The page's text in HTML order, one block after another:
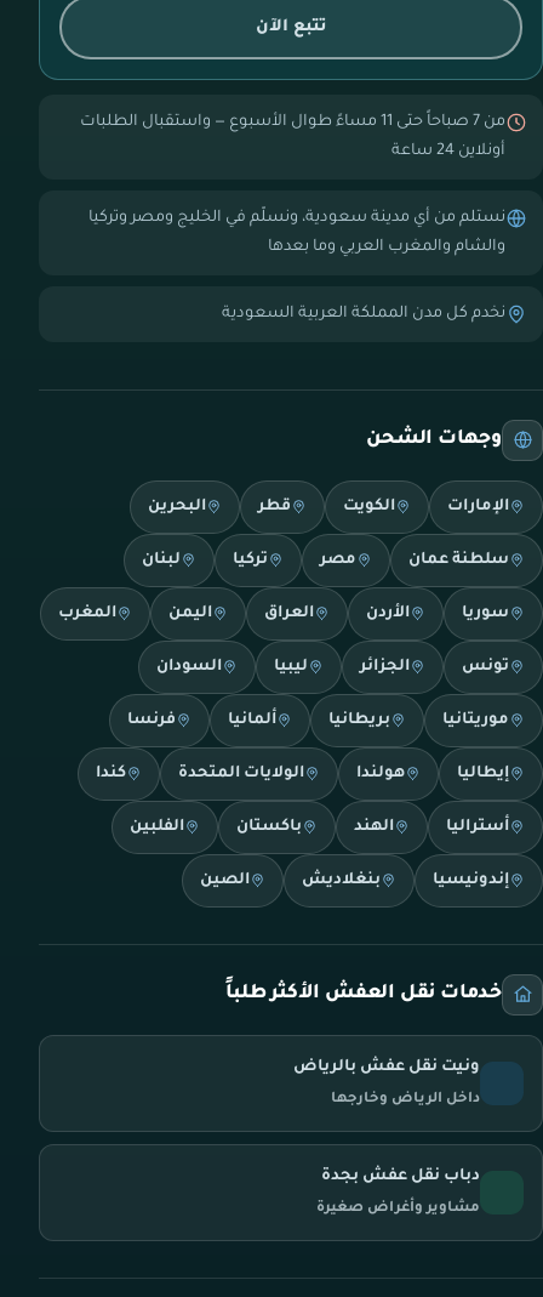
تتبع الآن
من 7 صباحاً حتى 11 مساءً طوال الأسبوع — واستقبال الطلبات
أونلاين 24 ساعة
نستلم من أي مدينة سعودية، ونسلّم في الخليج ومصر وتركيا
والشام والمغرب العربي وما بعدها
نخدم كل مدن المملكة العربية السعودية
وجهات الشحن
الإمارات الكويت قطر البحرين
سلطنة عمان مصر تركيا لبنان
سوريا الأردن العراق اليمن المغرب
تونس الجزائر ليبيا السودان
موريتانيا بريطانيا ألمانيا فرنسا
إيطاليا هولندا الولايات المتحدة كندا
أستراليا الهند باكستان الفلبين
إندونيسيا بنغلاديش الصين
خدمات نقل العفش الأكثر طلباً
ونيت نقل عفش بالرياض
داخل الرياض وخارجها
دباب نقل عفش بجدة
مشاوير وأغراض صغيرة